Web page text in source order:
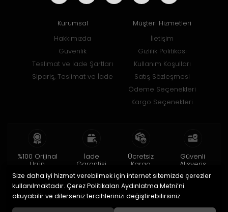
Kurumsal
Hakkımızda
Güvenlik
Teslimat ve İade Şartları
Sipariş, Teslimat ve İade
Müşteri Hizmetleri
İletişim
Gizlilik Politikası
Kullanım Koşulları
Satış Sözleşmesi
Ödeme Seçenekleri
Kargo Seçenekleri
%100 Orijinal
Ürün
2 yıl garanti
İade
Garantisi
15 gün içinde
iade
Ücretsiz
Kargo
150 TL ve üzeri
Güvenli
Alışveriş
256bit SSL ile
Size daha iyi hizmet verebilmek için internet sitemizde çerezler
kullanılmaktadır. Çerez Politikaları Aydınlatma Metni’ni
okuyabilir ve dilerseniz tercihlerinizi değiştirebilirsiniz.